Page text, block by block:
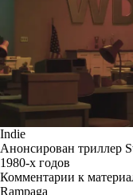
Indie
Анонсирован триллер
1980-х годов
Комментарии к
Rampaga